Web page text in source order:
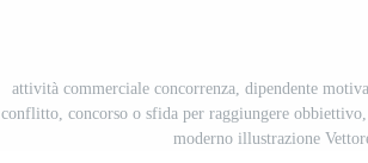
attività commerciale concorrenza, dipendente
conflitto, concorso o sfida per raggiungere
moderno illustrazione